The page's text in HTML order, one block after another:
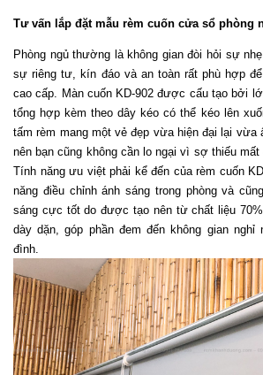
Tư vấn lắp đặt mẫu rèm cuốn cửa sổ phòng
Phòng ngủ thường là không gian đòi hỏi sự
sự riêng tư, kín đáo và an toàn rất phù hợp
cao cấp. Màn cuốn KD-902 được cấu tạo bởi
tổng hợp kèm theo dây kéo có thể kéo lên
tấm rèm mang một vẻ đẹp vừa hiện đại lại vừa
nên bạn cũng không cần lo ngại vì sợ thiếu mất
Tính năng ưu việt phải kể đến của rèm cuốn
năng điều chỉnh ánh sáng trong phòng và
sáng cực tốt do được tạo nên từ chất liệu
dày dặn, góp phần đem đến không gian
đình.